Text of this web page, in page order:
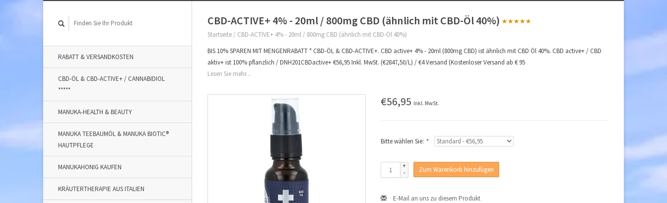
RABATT & VERSANDKOSTEN
CBD-ÖL & CBD-ACTIVE+ / CANNABIDIOL
*****
MANUKA-HEALTH & BEAUTY
MANUKA TEEBAUMÖL & MANUKA BIOTIC®
HAUTPFLEGE
MANUKAHONIG KAUFEN
KRÄUTERTHERAPIE AUS ITALIEN
CBD-ACTIVE+ 4% - 20ml / 800mg CBD (ähnlich mit CBD-Öl 40%)
Startseite / CBD-ACTIVE+ 4% - 20ml / 800mg CBD (ähnlich mit CBD-Öl 40%)
BIS 10% SPAREN MIT MENGENRABATT * CBD-ÖL & CBD-ACTIVE+. CBD active+ 4% - 20ml (800mg CBD) ist ähnlich mit CBD Öl 40%. CBD active+ / CBD
aktiv+ ist 100% pflanzlich / DNH201CBDactive+ €56,95 Inkl. MwSt. (€2847,50/L) / €4 Versand (Kostenloser Versand ab € 95
Lesen Sie mehr...
€56,95 Inkl. MwSt.
Bitte wählen Sie: *
+
-
Zum Warenkorb hinzufügen
E-Mail an uns zu diesem Produkt